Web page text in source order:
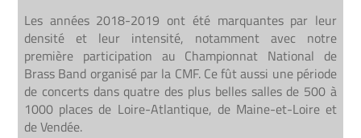
Les années 2018-2019 ont été marquantes par leur
densité et leur intensité, notamment avec notre
première participation au Championnat National de
Brass Band organisé par la CMF. Ce fût aussi une période
de concerts dans quatre des plus belles salles de 500 à
1000 places de Loire-Atlantique, de Maine-et-Loire et
de Vendée.